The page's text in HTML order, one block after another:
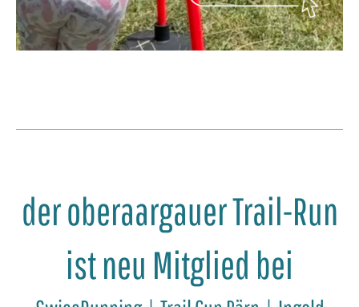
der oberaargauer Trail-Run
ist neu Mitglied bei